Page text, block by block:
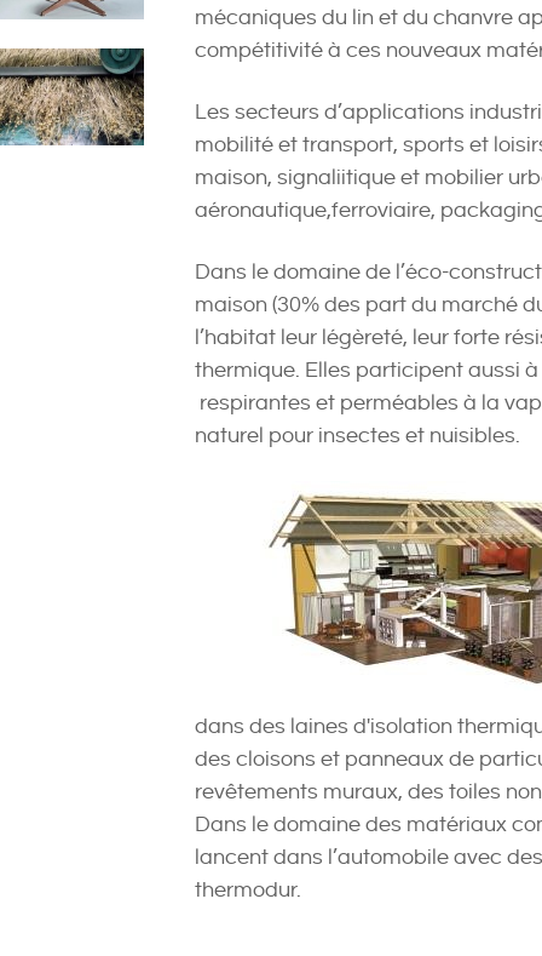
mécaniques du lin et du chanvre
compétitivité à ces nouveaux
Les secteurs d’applications
mobilité et transport, sports et
maison, signaliitique et mobilier
aéronautique,ferroviaire,
Dans le domaine de l’éco-
maison (30% des part du marché
l’habitat leur légèreté, leur forte
thermique. Elles participent aussi
respirantes et perméables à la
naturel pour insectes et nuisibles.
dans des laines d'isolation
des cloisons et panneaux de
revêtements muraux, des toiles
Dans le domaine des matériaux
lancent dans l’automobile avec
thermodur.